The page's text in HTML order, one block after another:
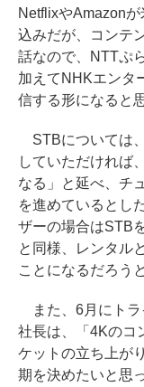
NetflixやAmazon
込みだが、コンテ
話なので、NTTぷ
加えてNHKエンタ
信する形になると
STBについては
していただければ
なる」と延べ、チ
を進めているとし
ザーの場合はSTB
と同様、レンタル
ことになるだろう
また、6月にトラ
社長は、「4Kのコ
ケットの立ち上が
期を決めたいと思